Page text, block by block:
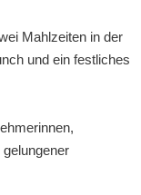
Mahlzeiten in der
und ein festliches